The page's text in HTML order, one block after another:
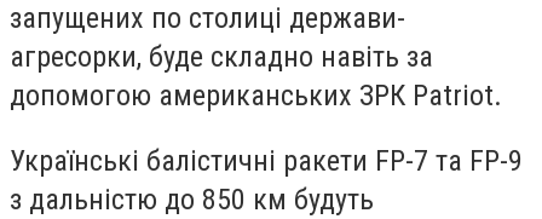
запущених по столиці держави-
агресорки, буде складно навіть за
допомогою американських ЗРК Patriot.
Українські балістичні ракети FP-7 та FP-9
з дальністю до 850 км будуть